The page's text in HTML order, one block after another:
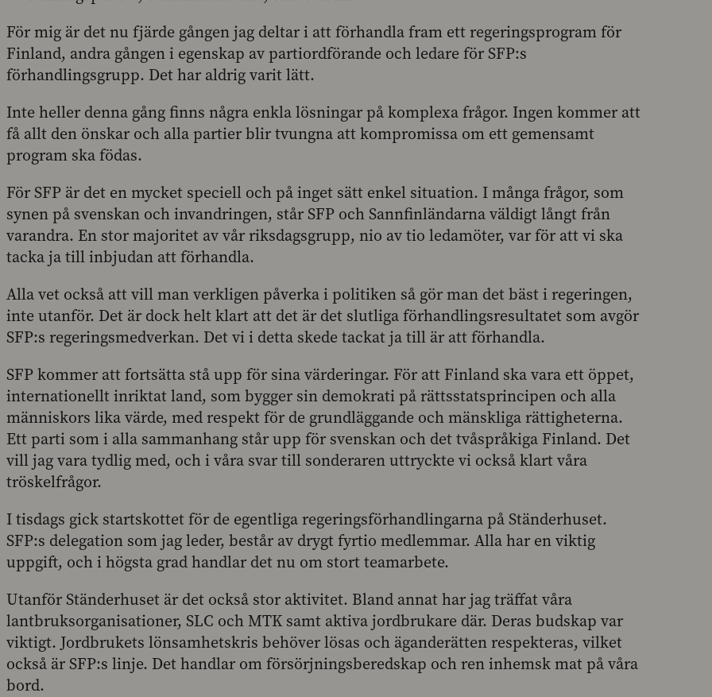
För mig är det nu fjärde gången jag deltar i att förhandla fram ett regeringsprogram för
Finland, andra gången i egenskap av partiordförande och ledare för SFP:s
förhandlingsgrupp. Det har aldrig varit lätt.
Inte heller denna gång finns några enkla lösningar på komplexa frågor. Ingen kommer att
få allt den önskar och alla partier blir tvungna att kompromissa om ett gemensamt
program ska födas.
För SFP är det en mycket speciell och på inget sätt enkel situation. I många frågor, som
synen på svenskan och invandringen, står SFP och Sannfinländarna väldigt långt från
varandra. En stor majoritet av vår riksdagsgrupp, nio av tio ledamöter, var för att vi ska
tacka ja till inbjudan att förhandla.
Alla vet också att vill man verkligen påverka i politiken så gör man det bäst i regeringen,
inte utanför. Det är dock helt klart att det är det slutliga förhandlingsresultatet som avgör
SFP:s regeringsmedverkan. Det vi i detta skede tackat ja till är att förhandla.
SFP kommer att fortsätta stå upp för sina värderingar. För att Finland ska vara ett öppet,
internationellt inriktat land, som bygger sin demokrati på rättsstatsprincipen och alla
människors lika värde, med respekt för de grundläggande och mänskliga rättigheterna.
Ett parti som i alla sammanhang står upp för svenskan och det tvåspråkiga Finland. Det
vill jag vara tydlig med, och i våra svar till sonderaren uttryckte vi också klart våra
tröskelfrågor.
I tisdags gick startskottet för de egentliga regeringsförhandlingarna på Ständerhuset.
SFP:s delegation som jag leder, består av drygt fyrtio medlemmar. Alla har en viktig
uppgift, och i högsta grad handlar det nu om stort teamarbete.
Utanför Ständerhuset är det också stor aktivitet. Bland annat har jag träffat våra
lantbruksorganisationer, SLC och MTK samt aktiva jordbrukare där. Deras budskap var
viktigt. Jordbrukets lönsamhetskris behöver lösas och äganderätten respekteras, vilket
också är SFP:s linje. Det handlar om försörjningsberedskap och ren inhemsk mat på våra
bord.